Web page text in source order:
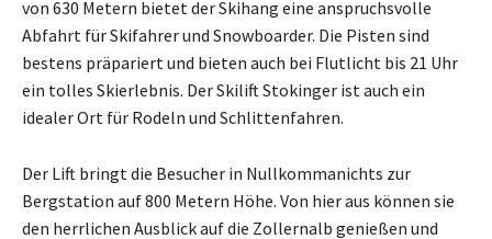
von 630 Metern bietet der Skihang eine anspruchsvolle
Abfahrt für Skifahrer und Snowboarder. Die Pisten sind
bestens präpariert und bieten auch bei Flutlicht bis 21 Uhr
ein tolles Skierlebnis. Der Skilift Stokinger ist auch ein
idealer Ort für Rodeln und Schlittenfahren.
Der Lift bringt die Besucher in Nullkommanichts zur
Bergstation auf 800 Metern Höhe. Von hier aus können sie
den herrlichen Ausblick auf die Zollernalb genießen und